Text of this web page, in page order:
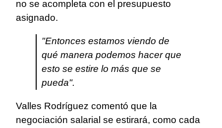
no se acompleta con el presupuesto
asignado.
"Entonces estamos viendo de
qué manera podemos hacer que
esto se estire lo más que se
pueda".
Valles Rodríguez comentó que la
negociación salarial se estirará, como cada